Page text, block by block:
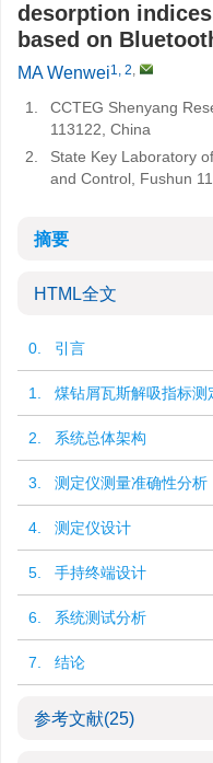
desorption
based on
MA Wenwei1, 2,
1.
CCTEG Shenyang
113122, China
2.
State Key Laboratory
and Control, Fushun
摘要
HTML全文
0. 引言
1. 煤钻屑瓦斯解吸指标测
2. 系统总体架构
3. 测定仪测量准确性分析
4. 测定仪设计
5. 手持终端设计
6. 系统测试分析
7. 结论
参考文献(25)